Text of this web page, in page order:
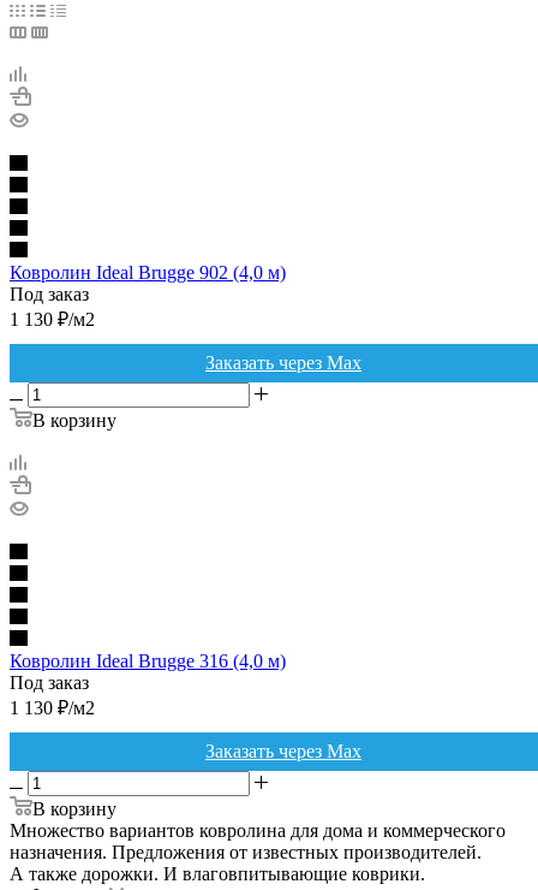
Ковролин Ideal Brugge 902 (4,0 м)
Под заказ
1 130 ₽/м2
Заказать через Max
В корзину
Ковролин Ideal Brugge 316 (4,0 м)
Под заказ
1 130 ₽/м2
Заказать через Max
В корзину
Множество вариантов ковролина для дома и коммерческого
назначения. Предложения от известных производителей.
А также дорожки. И влаговпитывающие коврики.